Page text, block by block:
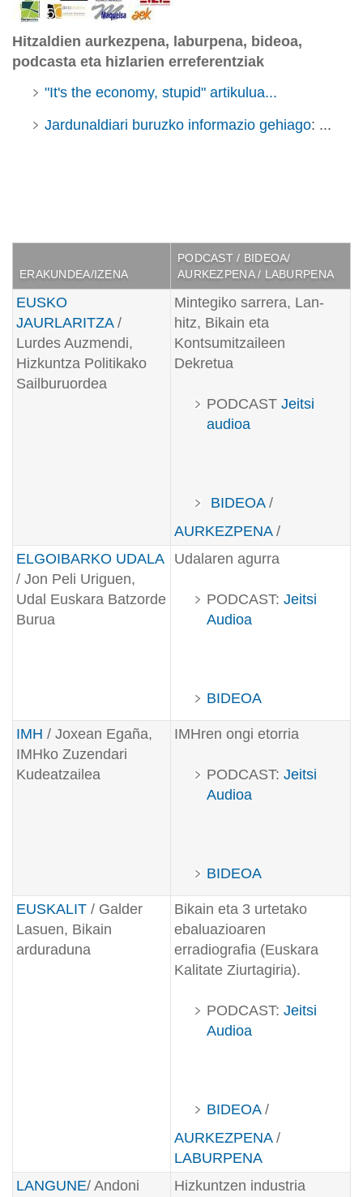
Hitzaldien aurkezpena, laburpena, bideoa,
podcasta eta hizlarien erreferentziak
"It's the economy, stupid" artikulua...
Jardunaldiari buruzko informazio gehiago: ...
ERAKUNDEA/IZENA
PODCAST / BIDEOA/
AURKEZPENA / LABURPENA
EUSKO
JAURLARITZA/
Lurdes Auzmendi,
Hizkuntza Politikako
Sailburuordea
Mintegiko sarrera, Lan-
hitz, Bikain eta
Kontsumitzaileen
Dekretua
PODCAST Jeitsi
audioa
BIDEOA /
AURKEZPENA /
ELGOIBARKO UDALA
/ Jon Peli Uriguen,
Udal Euskara Batzorde
Burua
Udalaren agurra
PODCAST: Jeitsi
Audioa
BIDEOA
IMH / Joxean Egaña,
IMHko Zuzendari
Kudeatzailea
IMHren ongi etorria
PODCAST: Jeitsi
Audioa
BIDEOA
EUSKALIT / Galder
Lasuen, Bikain
arduraduna
Bikain eta 3 urtetako
ebaluazioaren
erradiografia (Euskara
Kalitate Ziurtagiria).
PODCAST: Jeitsi
Audioa
BIDEOA /
AURKEZPENA /
LABURPENA
LANGUNE/ Andoni
Hizkuntzen industria